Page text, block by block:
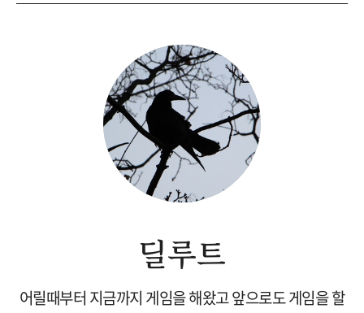
딜루트
어릴때부터 지금까지 게임을 해왔고 앞으로도 게임을 할